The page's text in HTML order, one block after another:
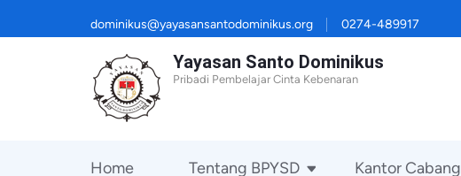
ke
dominikus@yayasansantodominikus.org 0274-489917
Yayasan Santo Dominikus
Pribadi Pembelajar Cinta Kebenaran
Home Tentang BPYSD Kantor Cabang